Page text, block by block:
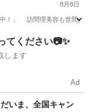
8月8日
！」 訪問理美容も世間に
託てください📷✨
します
Ad
いま、全国キャン